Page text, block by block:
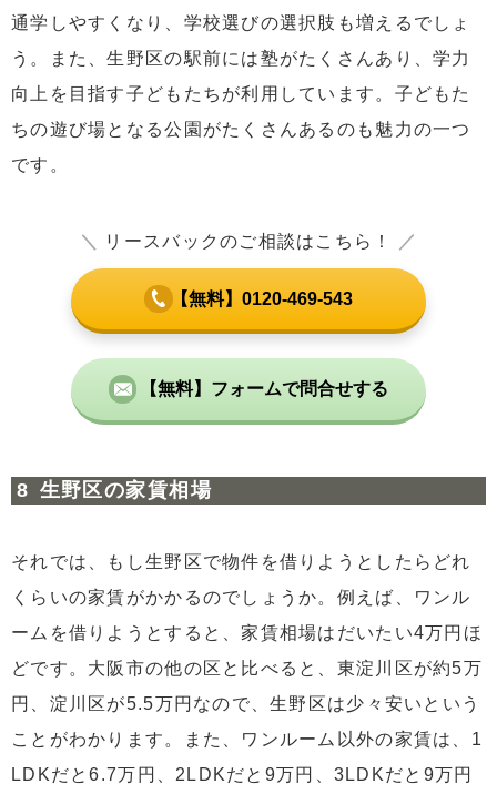
通学しやすくなり、学校選びの選択肢も増えるでしょ
う。また、生野区の駅前には塾がたくさんあり、学力
向上を目指す子どもたちが利用しています。子どもた
ちの遊び場となる公園がたくさんあるのも魅力の一つ
です。
＼ リースバックのご相談はこちら！ ／
【無料】0120-469-543
【無料】フォームで問合せする
生野区の家賃相場
それでは、もし生野区で物件を借りようとしたらどれ
くらいの家賃がかかるのでしょうか。例えば、ワンル
ームを借りようとすると、家賃相場はだいたい4万円ほ
どです。大阪市の他の区と比べると、東淀川区が約5万
円、淀川区が5.5万円なので、生野区は少々安いという
ことがわかります。また、ワンルーム以外の家賃は、1
LDKだと6.7万円、2LDKだと9万円、3LDKだと9万円